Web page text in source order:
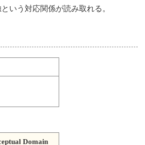
いう対応関係が読み取れる。
Domain